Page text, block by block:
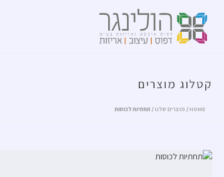
קטלוג מוצרים
HOME
/ מוצרים שלנו/ תחתיות לכוסות